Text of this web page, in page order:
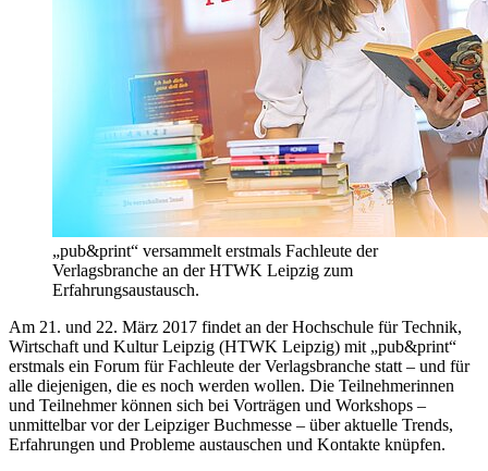
„pub&print“ versammelt erstmals Fachleute der
Verlagsbranche an der HTWK Leipzig zum
Erfahrungsaustausch.
Am 21. und 22. März 2017 findet an der Hochschule für Technik,
Wirtschaft und Kultur Leipzig (HTWK Leipzig) mit „pub&print“
erstmals ein Forum für Fachleute der Verlagsbranche statt – und für
alle diejenigen, die es noch werden wollen. Die Teilnehmerinnen
und Teilnehmer können sich bei Vorträgen und Workshops –
unmittelbar vor der Leipziger Buchmesse – über aktuelle Trends,
Erfahrungen und Probleme austauschen und Kontakte knüpfen.